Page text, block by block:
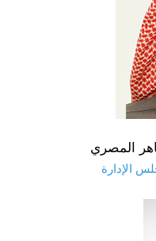
المصري
الإدارة